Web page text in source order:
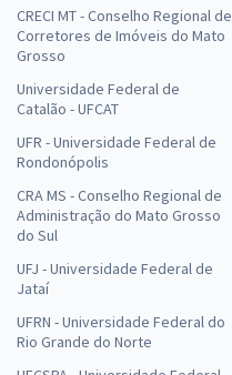
CRECI MT - Conselho Regional de
Corretores de Imóveis do Mato
Grosso
Universidade Federal de
Catalão - UFCAT
UFR - Universidade Federal de
Rondonópolis
CRA MS - Conselho Regional de
Administração do Mato Grosso
do Sul
UFJ - Universidade Federal de
Jataí
UFRN - Universidade Federal do
Rio Grande do Norte